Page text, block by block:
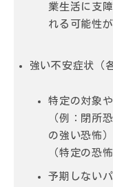
業生活に支
れる可能性
強い不安症状（
特定の対象
（例：閉所
の強い恐怖
（特定の恐
予期しない